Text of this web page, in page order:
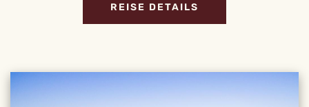
REISE DETAILS